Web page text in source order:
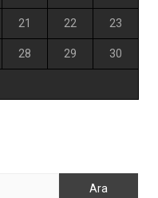
21 22 23
28 29 30